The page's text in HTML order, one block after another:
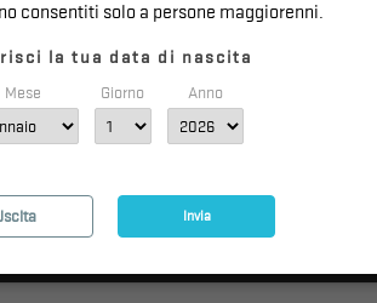
NEWSLETTER
consentiti solo a persone maggiorenni.
la tua data di nascita
Mese Giorno Anno
Invia